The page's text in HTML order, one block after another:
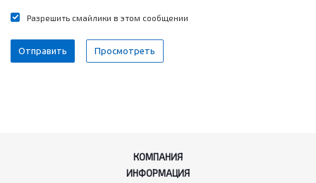
Разрешить смайлики в этом сообщении
КОМПАНИЯ
ИНФОРМАЦИЯ